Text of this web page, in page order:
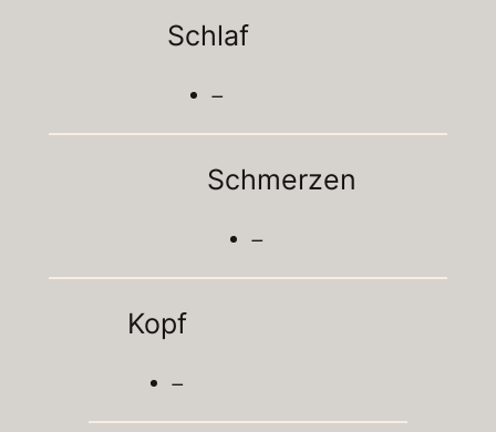
Schlaf
–
Schmerzen
–
Kopf
–